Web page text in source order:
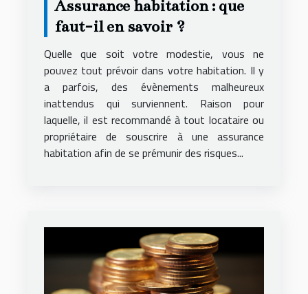
Assurance habitation : que
faut-il en savoir ?
Quelle que soit votre modestie, vous ne
pouvez tout prévoir dans votre habitation. Il y
a parfois, des évènements malheureux
inattendus qui surviennent. Raison pour
laquelle, il est recommandé à tout locataire ou
propriétaire de souscrire à une assurance
habitation afin de se prémunir des risques...